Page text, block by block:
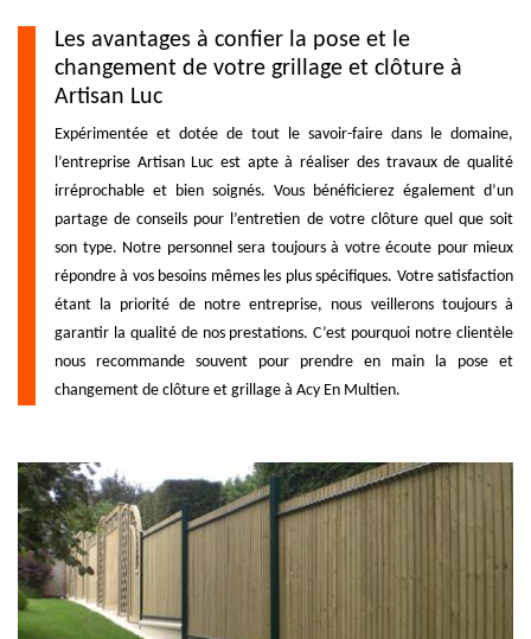
Les avantages à confier la pose et le
changement de votre grillage et clôture à
Artisan Luc
Expérimentée et dotée de tout le savoir-faire dans le domaine,
l’entreprise Artisan Luc est apte à réaliser des travaux de qualité
irréprochable et bien soignés. Vous bénéficierez également d’un
partage de conseils pour l’entretien de votre clôture quel que soit
son type. Notre personnel sera toujours à votre écoute pour mieux
répondre à vos besoins mêmes les plus spécifiques. Votre satisfaction
étant la priorité de notre entreprise, nous veillerons toujours à
garantir la qualité de nos prestations. C’est pourquoi notre clientèle
nous recommande souvent pour prendre en main la pose et
changement de clôture et grillage à Acy En Multien.